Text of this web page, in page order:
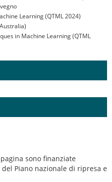
Learning (QTML 2024)
in Machine Learning (QTML
sono finanziate
Piano nazionale di ripresa e